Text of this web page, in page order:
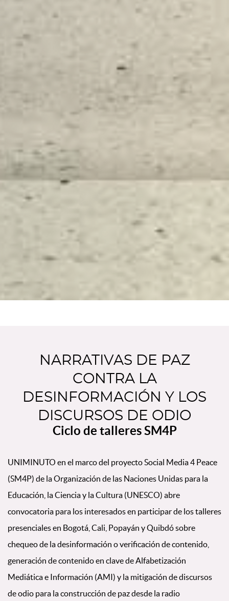
NARRATIVAS DE PAZ
CONTRA LA
DESINFORMACIÓN Y LOS
DISCURSOS DE ODIO
Ciclo de talleres SM4P
UNIMINUTO en el marco del proyecto Social Media 4 Peace
(SM4P) de la Organización de las Naciones Unidas para la
Educación, la Ciencia y la Cultura (UNESCO) abre
convocatoria para los interesados en participar de los talleres
presenciales en Bogotá, Cali, Popayán y Quibdó sobre
chequeo de la desinformación o verificación de contenido,
generación de contenido en clave de Alfabetización
Mediática e Información (AMI) y la mitigación de discursos
de odio para la construcción de paz desde la radio